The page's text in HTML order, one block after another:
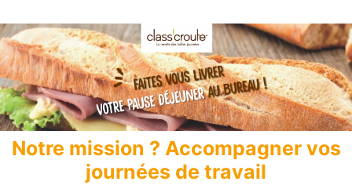
au
contenu
Notre mission ? Accompagner vos
journées de travail